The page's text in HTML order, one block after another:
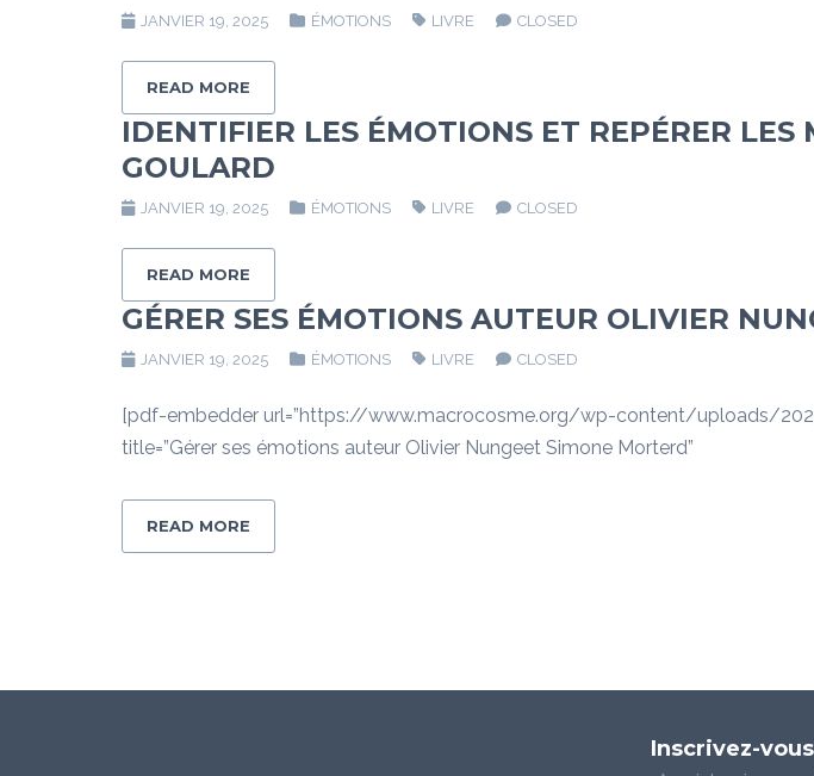
JANVIER 19, 2025 ÉMOTIONS LIVRE CLOSED
READ MORE
IDENTIFIER LES ÉMOTIONS ET REPÉRER LES
GOULARD
JANVIER 19, 2025 ÉMOTIONS LIVRE CLOSED
READ MORE
GÉRER SES ÉMOTIONS AUTEUR OLIVIER
JANVIER 19, 2025 ÉMOTIONS LIVRE CLOSED
[pdf-embedder url=”https://www.macrocosme.org/wp-content/uploads/
title=”Gérer ses émotions auteur Olivier Nungeet Simone Morterd”
READ MORE
Inscrivez-